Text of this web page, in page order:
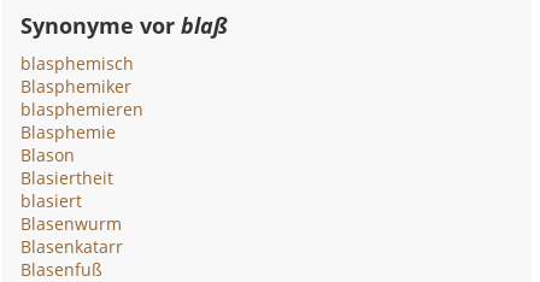
Synonyme vorblaß
blasphemisch
Blasphemiker
blasphemieren
Blasphemie
Blason
Blasiertheit
blasiert
Blasenwurm
Blasenkatarr
Blasenfuß